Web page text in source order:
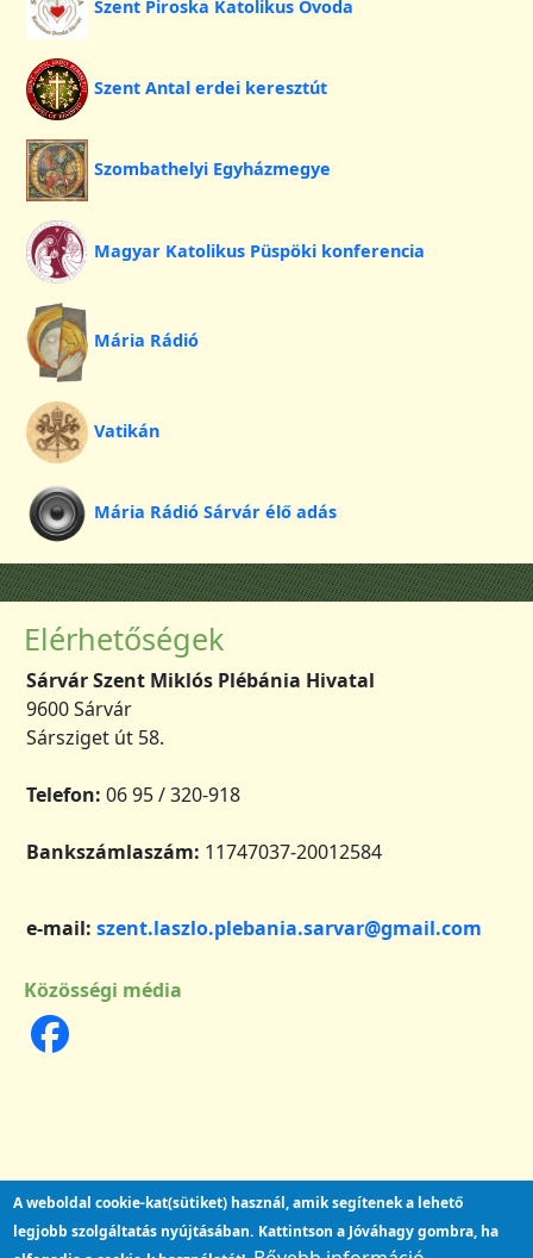
Szent Piroska Katolikus Óvoda
Szent Antal erdei keresztút
Szombathelyi Egyházmegye
Magyar Katolikus Püspöki konferencia
Mária Rádió
Vatikán
Mária Rádió Sárvár élő adás
Elérhetőségek
Sárvár Szent Miklós Plébánia Hivatal
9600 Sárvár
Sársziget út 58.
Telefon: 06 95 / 320-918
Bankszámlaszám: 11747037-20012584
e-mail: szent.laszlo.plebania.sarvar@gmail.com
Közösségi média
A weboldal cookie-kat(sütiket) használ, amik segítenek a lehető
legjobb szolgáltatás nyújtásában. Kattintson a Jóváhagy gombra, ha